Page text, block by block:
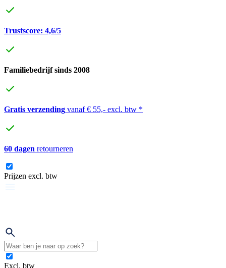
Trustscore: 4,6/5
Familiebedrijf sinds 2008
Gratis verzending vanaf € 55,- excl. btw *
60 dagen retourneren
Prijzen excl. btw
Excl. btw